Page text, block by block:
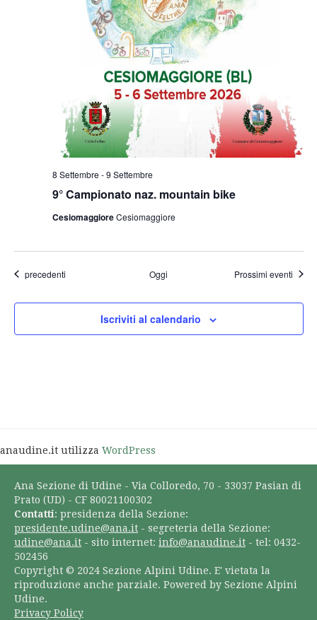
9° Campionato naz. mountain bike
8 Settembre -9 Settembre
CesiomaggioreCesiomaggiore
Eventi
precedenti Oggi Prossimi eventi
Iscriviti al calendario
anaudine.it utilizza WordPress
Ana Sezione di Udine - Via Colloredo, 70 - 33037 Pasian di
Prato (UD) - CF 80021100302
Contatti: presidenza della Sezione:
presidente.udine@ana.it - segreteria della Sezione:
udine@ana.it - sito internet: info@anaudine.it - tel: 0432-
502456
Copyright © 2024 Sezione Alpini Udine. E' vietata la
riproduzione anche parziale. Powered by Sezione Alpini
Udine.
Privacy Policy